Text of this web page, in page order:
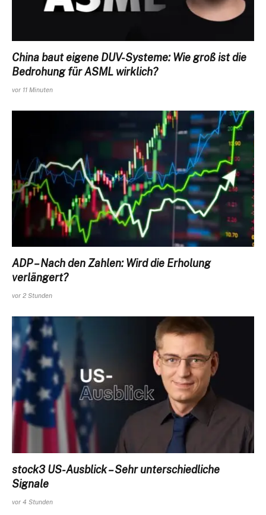
China baut eigene DUV-Systeme: Wie groß ist die
Bedrohung für ASML wirklich?
vor 11 Minuten
ADP – Nach den Zahlen: Wird die Erholung
verlängert?
vor 2 Stunden
stock3 US-Ausblick – Sehr unterschiedliche
Signale
vor 4 Stunden